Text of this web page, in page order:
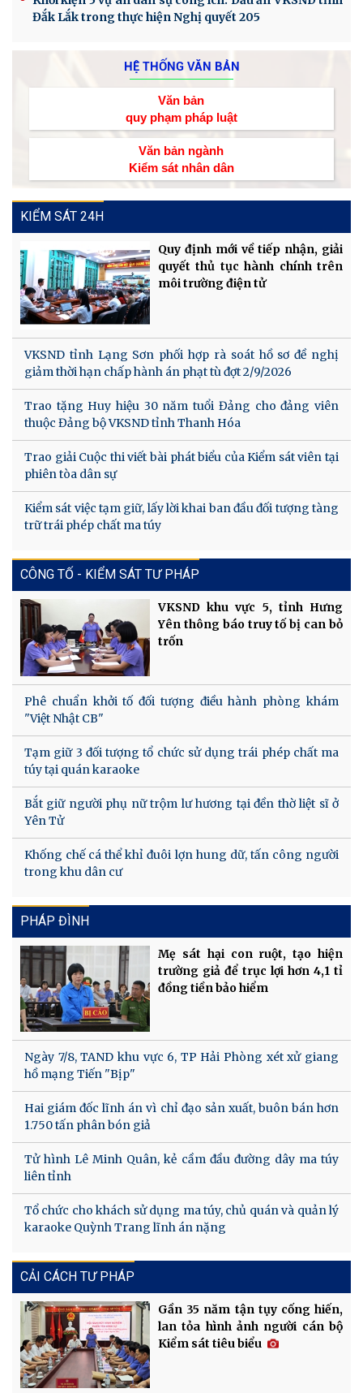
Đắk Lắk trong thực hiện Nghị quyết 205
HỆ THỐNG VĂN BẢN
Văn bản
quy phạm pháp luật
Văn bản ngành
Kiểm sát nhân dân
KIỂM SÁT 24H
Quy định mới về tiếp nhận, giải
quyết thủ tục hành chính trên
môi trường điện tử
VKSND tỉnh Lạng Sơn phối hợp rà soát hồ sơ đề nghị
giảm thời hạn chấp hành án phạt tù đợt 2/9/2026
Trao tặng Huy hiệu 30 năm tuổi Đảng cho đảng viên
thuộc Đảng bộ VKSND tỉnh Thanh Hóa
Trao giải Cuộc thi viết bài phát biểu của Kiểm sát viên tại
phiên tòa dân sự
Kiểm sát việc tạm giữ, lấy lời khai ban đầu đối tượng tàng
trữ trái phép chất ma túy
CÔNG TỐ - KIỂM SÁT TƯ PHÁP
VKSND khu vực 5, tỉnh Hưng
Yên thông báo truy tố bị can bỏ
trốn
Phê chuẩn khởi tố đối tượng điều hành phòng khám
"Việt Nhật CB"
Tạm giữ 3 đối tượng tổ chức sử dụng trái phép chất ma
túy tại quán karaoke
Bắt giữ người phụ nữ trộm lư hương tại đền thờ liệt sĩ ở
Yên Tử
Khống chế cá thể khỉ đuôi lợn hung dữ, tấn công người
trong khu dân cư
PHÁP ĐÌNH
Mẹ sát hại con ruột, tạo hiện
trường giả để trục lợi hơn 4,1 tỉ
đồng tiền bảo hiểm
Ngày 7/8, TAND khu vực 6, TP Hải Phòng xét xử giang
hồ mạng Tiến "Bịp"
Hai giám đốc lĩnh án vì chỉ đạo sản xuất, buôn bán hơn
1.750 tấn phân bón giả
Tử hình Lê Minh Quân, kẻ cầm đầu đường dây ma túy
liên tỉnh
Tổ chức cho khách sử dụng ma túy, chủ quán và quản lý
karaoke Quỳnh Trang lĩnh án nặng
CẢI CÁCH TƯ PHÁP
Gần 35 năm tận tụy cống hiến,
lan tỏa hình ảnh người cán bộ
Kiểm sát tiêu biểu